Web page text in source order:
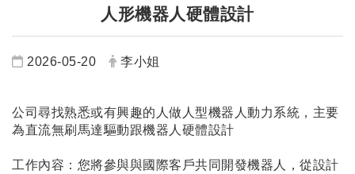
人形機器人硬體設計
日期：
2026-05-20 發布者：
李小姐
公司尋找熟悉或有興趣的人做人型機器人動力系統，主要
為直流無刷馬達驅動跟機器人硬體設計
工作內容：您將參與與國際客戶共同開發機器人，從設計